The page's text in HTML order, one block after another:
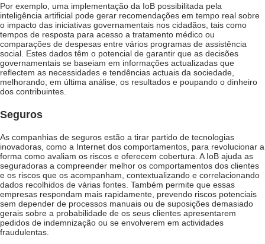
Por exemplo, uma implementação da IoB possibilitada pela
inteligência artificial pode gerar recomendações em tempo real sobre
o impacto das iniciativas governamentais nos cidadãos, tais como
tempos de resposta para acesso a tratamento médico ou
comparações de despesas entre vários programas de assistência
social. Estes dados têm o potencial de garantir que as decisões
governamentais se baseiam em informações actualizadas que
reflectem as necessidades e tendências actuais da sociedade,
melhorando, em última análise, os resultados e poupando o dinheiro
dos contribuintes.
Seguros
As companhias de seguros estão a tirar partido de tecnologias
inovadoras, como a Internet dos comportamentos, para revolucionar a
forma como avaliam os riscos e oferecem cobertura. A IoB ajuda as
seguradoras a compreender melhor os comportamentos dos clientes
e os riscos que os acompanham, contextualizando e correlacionando
dados recolhidos de várias fontes. Também permite que essas
empresas respondam mais rapidamente, prevendo riscos potenciais
sem depender de processos manuais ou de suposições demasiado
gerais sobre a probabilidade de os seus clientes apresentarem
pedidos de indemnização ou se envolverem em actividades
fraudulentas.